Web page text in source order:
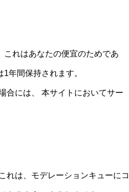
れはあなたの便宜のためであ
年間保持されます。
合には、 本サイトにおいてサー
れは、モデレーションキューにコ